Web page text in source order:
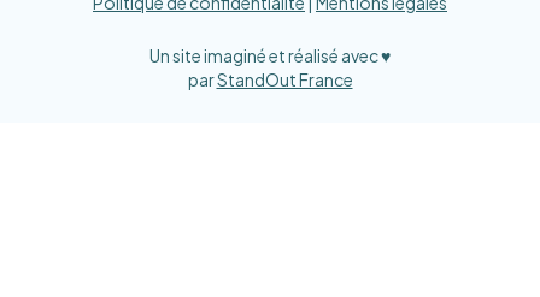
Un site imaginé et réalisé avec ♥
parStandOut France